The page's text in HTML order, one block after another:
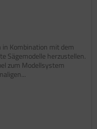
Kombination mit dem
Sägemodelle herzustellen.
zum Modellsystem